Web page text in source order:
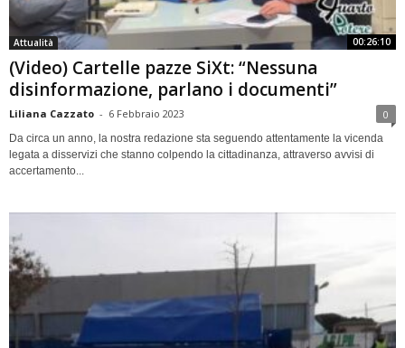
00:26:10
Attualità
(Video) Cartelle pazze SiXt: “Nessuna
disinformazione, parlano i documenti”
Liliana Cazzato - 6 Febbraio 2023 0
Da circa un anno, la nostra redazione sta seguendo attentamente la vicenda
legata a disservizi che stanno colpendo la cittadinanza, attraverso avvisi di
accertamento...